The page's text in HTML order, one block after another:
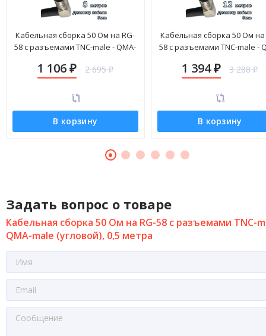
Кабельная сборка 50 Ом на RG-
58 с разъемами TNC-male - QMA-
1 106 ₽ 2 695₽
В корзину
Кабельная сборка 50 Ом на
58 с разъемами TNC-male -
1 394₽ 3 288₽
В корзину
Задать вопрос о товаре
Кабельная сборка 50 Ом на RG-58 с разъемами TNC-
QMA-male (угловой), 0,5 метра